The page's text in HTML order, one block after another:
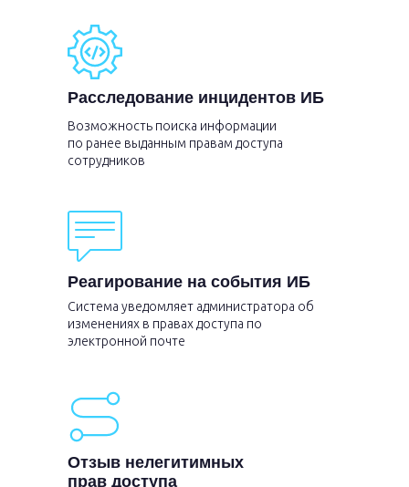
Реагирование на события ИБ
Система уведомляет администратора об
изменениях в правах доступа по
электронной почте
Отзыв нелегитимных
прав доступа
Расследование инцидентов ИБ
Возможность поиска информации
по ранее выданным правам доступа
сотрудников